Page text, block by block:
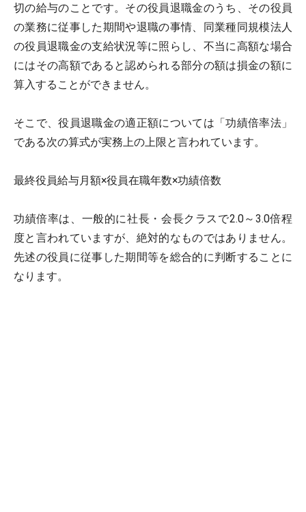
切の給与のことです。その役員退職金のうち、その役員
の業務に従事した期間や退職の事情、同業種同規模法人
の役員退職金の支給状況等に照らし、不当に高額な場合
にはその高額であると認められる部分の額は損金の額に
算入することができません。
そこで、役員退職金の適正額については「功績倍率法」
である次の算式が実務上の上限と言われています。
最終役員給与月額×役員在職年数×功績倍数
功績倍率は、一般的に社長・会長クラスで2.0～3.0倍程
度と言われていますが、絶対的なものではありません。
先述の役員に従事した期間等を総合的に判断することに
なります。